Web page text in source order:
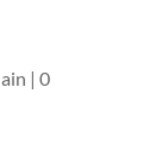
| 0